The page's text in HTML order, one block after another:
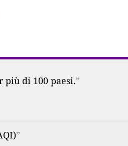
di 100 paesi.”
”